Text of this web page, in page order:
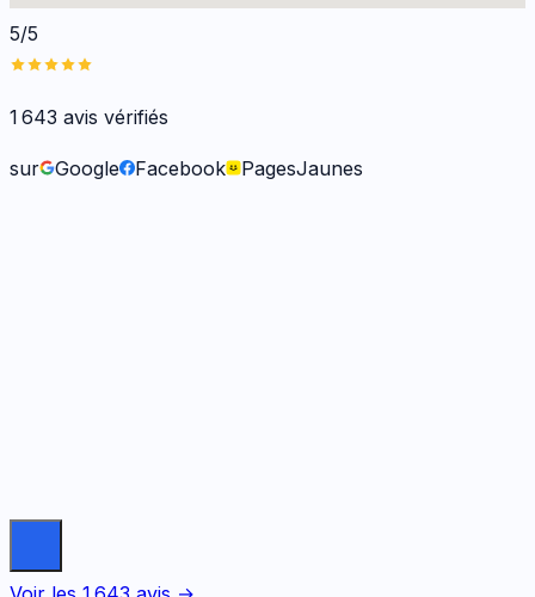
5/5
1 643 avis vérifiés
sur Google Facebook PagesJaunes